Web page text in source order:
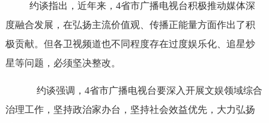
约谈指出，近年来，4省市广播电视台积极推动媒体深
度融合发展，在弘扬主流价值观、传播正能量方面作出了积
极贡献。但各卫视频道也不同程度存在过度娱乐化、追星炒
星等问题，必须坚决整改。
约谈强调，4省市广播电视台要深入开展文娱领域综合
治理工作，坚持政治家办台，坚持社会效益优先，大力弘扬